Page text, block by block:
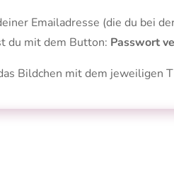
Emailadresse (die du bei
du mit dem Button: Passwort
Bildchen mit dem jeweiligen